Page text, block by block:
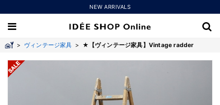
NEW ARRIVALS
> ヴィンテージ家具 > ★【ヴィンテージ家具】Vintage radder